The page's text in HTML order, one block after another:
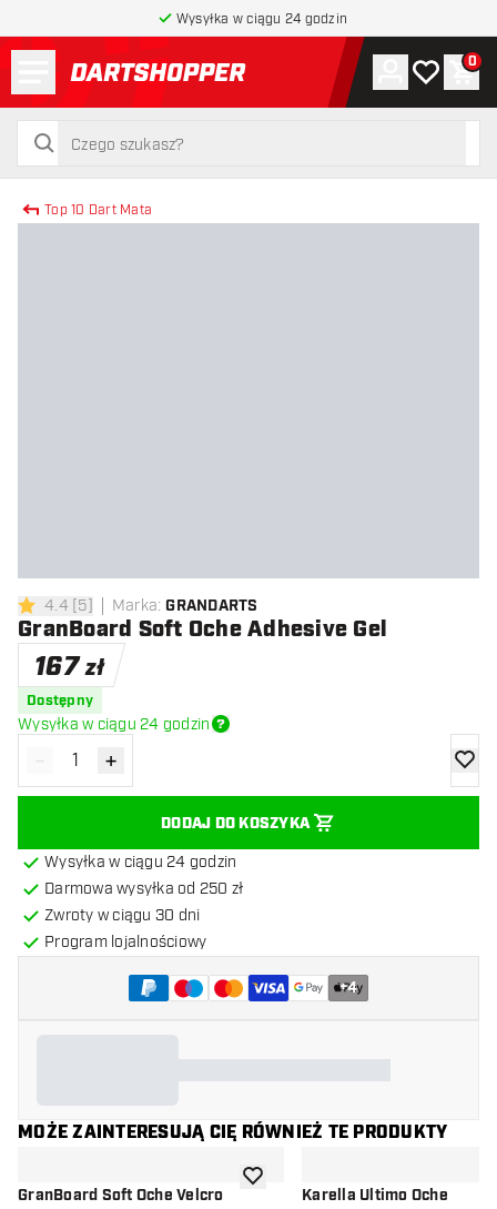
Wysyłka w ciągu 24 godzin
powrót do strony głównej
szukaj
szukaj
Konto
Moja lista
0
Top 10 Dart Mata
4.4 gwiazdki oceny
4.4 [5] Marka: GRANDARTS
GranBoard Soft Oche Adhesive Gel
167 zł
Dostępny
Wysyłka w ciągu 24 godzin
Zmniejsz ilość
- Zwiększ ilość
+
DODAJ DO KOSZYKA
Wysyłka w ciągu 24 godzin
Darmowa wysyłka od 250 zł
Zwroty w ciągu 30 dni
Program lojalnościowy
+4
MOŻE ZAINTERESUJĄ CIĘ RÓWNIEŻ TE PRODUKTY
GranBoard Soft Oche Velcro dodaj do listy życzeń
Karella Ultimo Oche